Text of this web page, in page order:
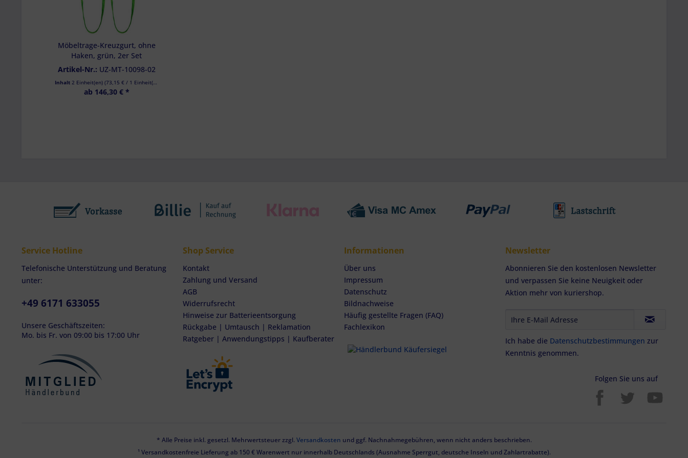
Möbeltrage-Kreuzgurt, ohne
Haken, grün, 2er Set
Artikel-Nr.: UZ-MT-10098-02
Inhalt 2 Einheit(en) (73,15 € / 1 Einheit(en))
ab 146,30 € *
Service Hotline
Telefonische Unterstützung und Beratung
unter:
+49 6171 633055
Unsere Geschäftszeiten:
Mo. bis Fr. von 09:00 bis 17:00 Uhr
Shop Service
Kontakt
Zahlung und Versand
AGB
Widerrufsrecht
Hinweise zur Batterieentsorgung
Rückgabe | Umtausch | Reklamation
Ratgeber | Anwendungstipps | Kaufberater
Informationen
Über uns
Impressum
Datenschutz
Bildnachweise
Häufig gestellte Fragen (FAQ)
Fachlexikon
Newsletter
Abonnieren Sie den kostenlosen Newsletter
und verpassen Sie keine Neuigkeit oder
Aktion mehr von kuriershop.
Ich habe die Datenschutzbestimmungen zur
Kenntnis genommen.
Folgen Sie uns auf
* Alle Preise inkl. gesetzl. Mehrwertsteuer zzgl. Versandkosten und ggf. Nachnahmegebühren, wenn nicht anders beschrieben.
¹ Versandkostenfreie Lieferung ab 150 € Warenwert nur innerhalb Deutschlands (Ausnahme Sperrgut, deutsche Inseln und Zahlartrabatte).